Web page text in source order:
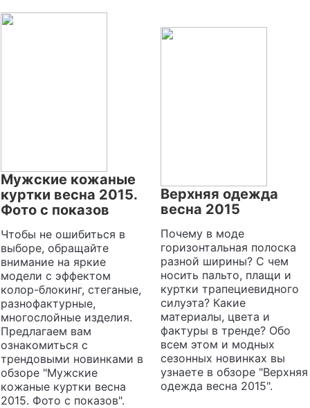
Мужские кожаные
куртки весна 2015.
Фото с показов
Чтобы не ошибиться в
выборе, обращайте
внимание на яркие
модели с эффектом
колор-блокинг, стеганые,
разнофактурные,
многослойные изделия.
Предлагаем вам
ознакомиться с
трендовыми новинками в
обзоре "Мужские
кожаные куртки весна
2015. Фото с показов".
Верхняя одежда
весна 2015
Почему в моде
горизонтальная полоска
разной ширины? С чем
носить пальто, плащи и
куртки трапециевидного
силуэта? Какие
материалы, цвета и
фактуры в тренде? Обо
всем этом и модных
сезонных новинках вы
узнаете в обзоре "Верхняя
одежда весна 2015".